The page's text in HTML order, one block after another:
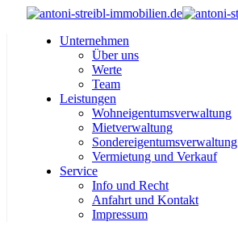
Unternehmen
Über uns
Werte
Team
Leistungen
Wohneigentumsverwaltung
Mietverwaltung
Sondereigentumsverwaltung
Vermietung und Verkauf
Service
Info und Recht
Anfahrt und Kontakt
Impressum